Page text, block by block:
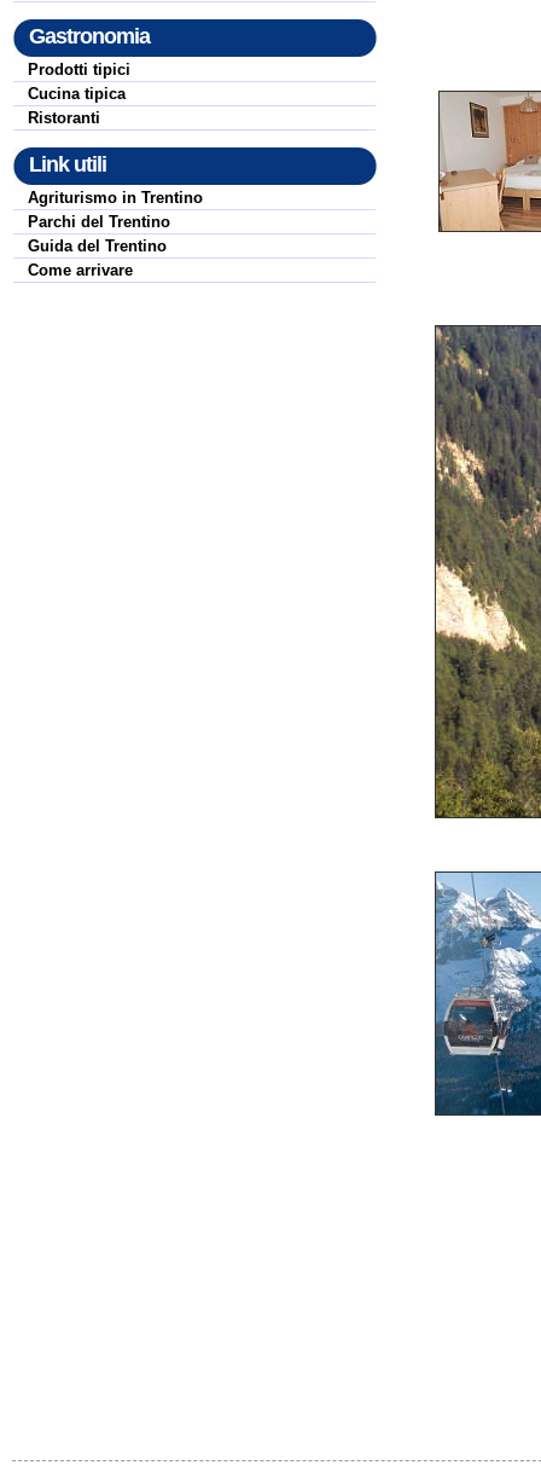
Gastronomia
Prodotti tipici
Cucina tipica
Ristoranti
Link utili
Agriturismo in Trentino
Parchi del Trentino
Guida del Trentino
Come arrivare